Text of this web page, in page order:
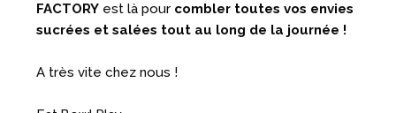
FACTORY est là pour combler toutes vos envies
sucrées et salées tout au long de la journée !
A très vite chez nous !